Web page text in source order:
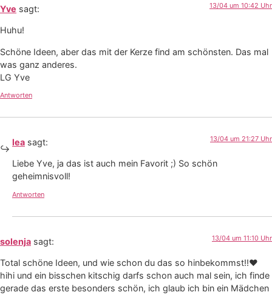
Yve sagt: 13/04 um 10:42 Uhr
Huhu!
Schöne Ideen, aber das mit der Kerze find am schönsten. Das mal
was ganz anderes.
LG Yve
Antworten
lea sagt: 13/04 um 21:27 Uhr
Liebe Yve, ja das ist auch mein Favorit ;) So schön
geheimnisvoll!
Antworten
solenja sagt: 13/04 um 11:10 Uhr
Total schöne Ideen, und wie schon du das so hinbekommst!!❤
hihi und ein bisschen kitschig darfs schon auch mal sein, ich finde
gerade das erste besonders schön, ich glaub ich bin ein Mädchen